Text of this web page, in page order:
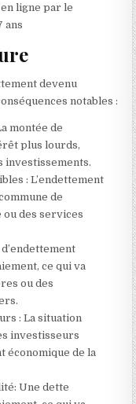
ligne par le
ans
devenu
notables :
montée de
plus lourds,
investissements.
: L’endettement
de
des services
ce qui va
ou des
: La situation
investisseurs
économique de la
Une dette